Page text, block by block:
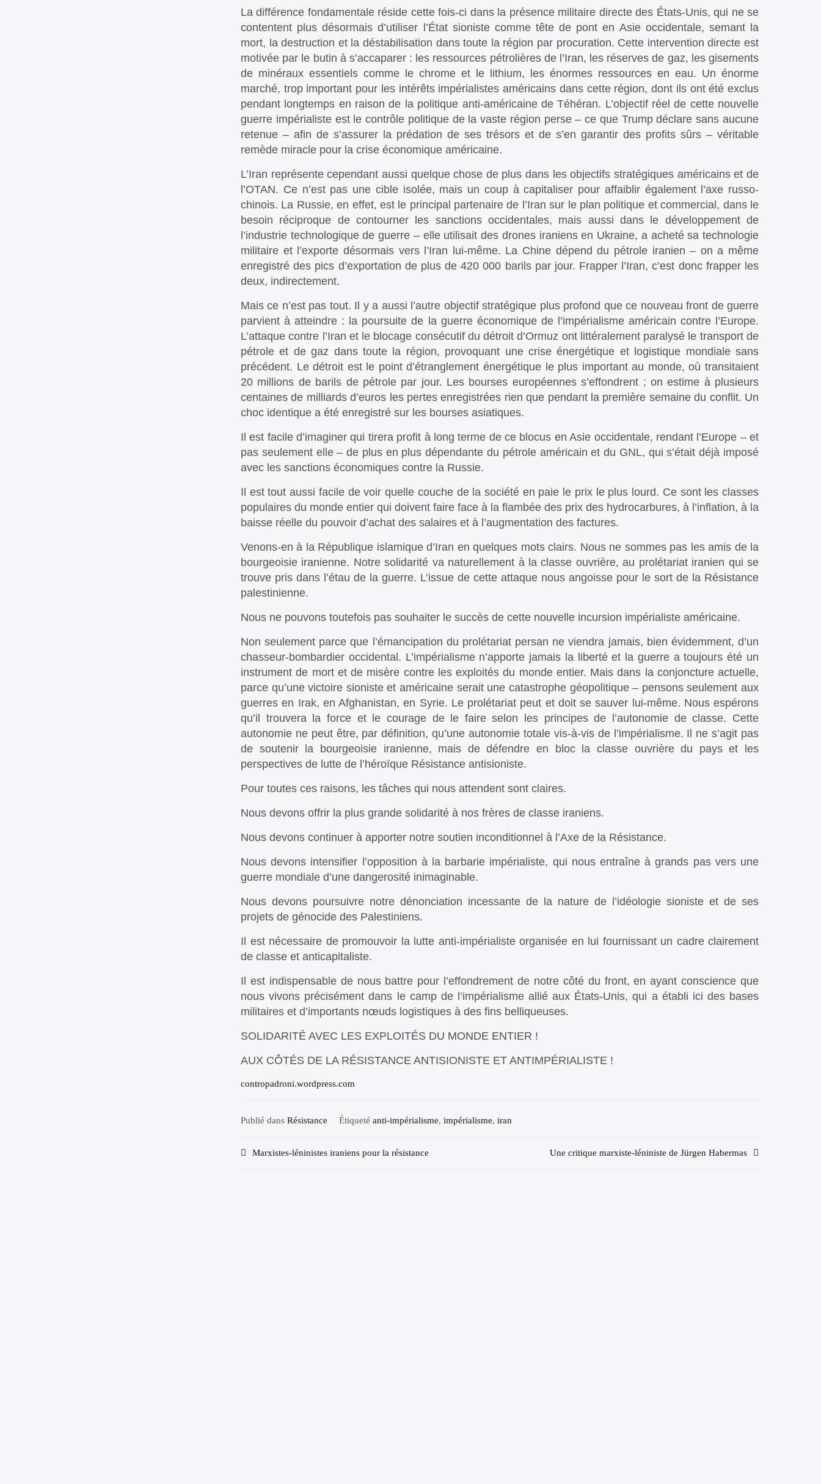
La différence fondamentale réside cette fois-ci dans la présence militaire directe des États-Unis, qui ne se
contentent plus désormais d’utiliser l’État sioniste comme tête de pont en Asie occidentale, semant la
mort, la destruction et la déstabilisation dans toute la région par procuration. Cette intervention directe est
motivée par le butin à s’accaparer : les ressources pétrolières de l’Iran, les réserves de gaz, les gisements
de minéraux essentiels comme le chrome et le lithium, les énormes ressources en eau. Un énorme
marché, trop important pour les intérêts impérialistes américains dans cette région, dont ils ont été exclus
pendant longtemps en raison de la politique anti-américaine de Téhéran. L’objectif réel de cette nouvelle
guerre impérialiste est le contrôle politique de la vaste région perse – ce que Trump déclare sans aucune
retenue – afin de s’assurer la prédation de ses trésors et de s’en garantir des profits sûrs – véritable
remède miracle pour la crise économique américaine.
L’Iran représente cependant aussi quelque chose de plus dans les objectifs stratégiques américains et de
l’OTAN. Ce n’est pas une cible isolée, mais un coup à capitaliser pour affaiblir également l’axe russo-
chinois. La Russie, en effet, est le principal partenaire de l’Iran sur le plan politique et commercial, dans le
besoin réciproque de contourner les sanctions occidentales, mais aussi dans le développement de
l’industrie technologique de guerre – elle utilisait des drones iraniens en Ukraine, a acheté sa technologie
militaire et l’exporte désormais vers l’Iran lui-même. La Chine dépend du pétrole iranien – on a même
enregistré des pics d’exportation de plus de 420 000 barils par jour. Frapper l’Iran, c’est donc frapper les
deux, indirectement.
Mais ce n’est pas tout. Il y a aussi l’autre objectif stratégique plus profond que ce nouveau front de guerre
parvient à atteindre : la poursuite de la guerre économique de l’impérialisme américain contre l’Europe.
L’attaque contre l’Iran et le blocage consécutif du détroit d’Ormuz ont littéralement paralysé le transport de
pétrole et de gaz dans toute la région, provoquant une crise énergétique et logistique mondiale sans
précédent. Le détroit est le point d’étranglement énergétique le plus important au monde, où transitaient
20 millions de barils de pétrole par jour. Les bourses européennes s’effondrent ; on estime à plusieurs
centaines de milliards d’euros les pertes enregistrées rien que pendant la première semaine du conflit. Un
choc identique a été enregistré sur les bourses asiatiques.
Il est facile d’imaginer qui tirera profit à long terme de ce blocus en Asie occidentale, rendant l’Europe – et
pas seulement elle – de plus en plus dépendante du pétrole américain et du GNL, qui s’était déjà imposé
avec les sanctions économiques contre la Russie.
Il est tout aussi facile de voir quelle couche de la société en paie le prix le plus lourd. Ce sont les classes
populaires du monde entier qui doivent faire face à la flambée des prix des hydrocarbures, à l’inflation, à la
baisse réelle du pouvoir d’achat des salaires et à l’augmentation des factures.
Venons-en à la République islamique d’Iran en quelques mots clairs. Nous ne sommes pas les amis de la
bourgeoisie iranienne. Notre solidarité va naturellement à la classe ouvrière, au prolétariat iranien qui se
trouve pris dans l’étau de la guerre. L’issue de cette attaque nous angoisse pour le sort de la Résistance
palestinienne.
Nous ne pouvons toutefois pas souhaiter le succès de cette nouvelle incursion impérialiste américaine.
Non seulement parce que l’émancipation du prolétariat persan ne viendra jamais, bien évidemment, d’un
chasseur-bombardier occidental. L’impérialisme n’apporte jamais la liberté et la guerre a toujours été un
instrument de mort et de misère contre les exploités du monde entier. Mais dans la conjoncture actuelle,
parce qu’une victoire sioniste et américaine serait une catastrophe géopolitique – pensons seulement aux
guerres en Irak, en Afghanistan, en Syrie. Le prolétariat peut et doit se sauver lui-même. Nous espérons
qu’il trouvera la force et le courage de le faire selon les principes de l’autonomie de classe. Cette
autonomie ne peut être, par définition, qu’une autonomie totale vis-à-vis de l’impérialisme. Il ne s’agit pas
de soutenir la bourgeoisie iranienne, mais de défendre en bloc la classe ouvrière du pays et les
perspectives de lutte de l’héroïque Résistance antisioniste.
Pour toutes ces raisons, les tâches qui nous attendent sont claires.
Nous devons offrir la plus grande solidarité à nos frères de classe iraniens.
Nous devons continuer à apporter notre soutien inconditionnel à l’Axe de la Résistance.
Nous devons intensifier l’opposition à la barbarie impérialiste, qui nous entraîne à grands pas vers une
guerre mondiale d’une dangerosité inimaginable.
Nous devons poursuivre notre dénonciation incessante de la nature de l’idéologie sioniste et de ses
projets de génocide des Palestiniens.
Il est nécessaire de promouvoir la lutte anti-impérialiste organisée en lui fournissant un cadre clairement
de classe et anticapitaliste.
Il est indispensable de nous battre pour l’effondrement de notre côté du front, en ayant conscience que
nous vivons précisément dans le camp de l’impérialisme allié aux États-Unis, qui a établi ici des bases
militaires et d’importants nœuds logistiques à des fins belliqueuses.
SOLIDARITÉ AVEC LES EXPLOITÉS DU MONDE ENTIER !
AUX CÔTÉS DE LA RÉSISTANCE ANTISIONISTE ET ANTIMPÉRIALISTE !
contropadroni.wordpress.com
Publié dans Résistance Étiqueté anti-impérialisme, impérialisme, iran
Navigation
Marxistes-léninistes iraniens pour la résistance Une critique marxiste-léniniste de Jürgen Habermas